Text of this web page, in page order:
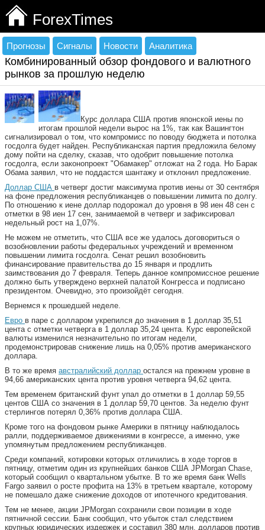
ForexTimes
Прогнозы Сигналы Новости Аналитика
Комбинированный обзор фондового и валютного
рынков за прошлую неделю
Курс доллара США против японской иены по
итогам прошлой недели вырос на 1%, так как Вашингтон
сигнализировал о том, что компромисс по поводу бюджета и потолка
госдолга будет найден. Республиканская партия предложила белому
дому пойти на сделку, сказав, что одобрит повышение потолка
госдолга, если законопроект "Обамакер" отложат на 2 года. Но Барак
Обама заявил, что не поддастся шантажу и отклонил предложение.
Доллар США в четверг достиг максимума против иены от 30 сентября
на фоне предложения республиканцев о повышении лимита по долгу.
По отношению к иене доллар подорожал до уровня в 98 иен 48 сен с
отметки в 98 иен 17 сен, занимаемой в четверг и зафиксировал
недельный рост на 1,07%.
Не можем не отметить, что США все же удалось договориться о
возобновлении работы федеральных учреждений и временном
повышении лимита госдолга. Сенат решил возобновить
финансирование правительства до 15 января и продлить
заимствования до 7 февраля. Теперь данное компромиссное решение
должно быть утверждено верхней палатой Конгресса и подписано
президентом. Очевидно, это произойдёт сегодня.
Вернемся к прошедшей неделе.
Евро в паре с долларом укрепился до значения в 1 доллар 35,51
цента с отметки четверга в 1 доллар 35,24 цента. Курс европейской
валюты изменился незначительно по итогам недели,
продемонстрировав снижение лишь на 0,05% против американского
доллара.
В то же время австралийский доллар остался на прежнем уровне в
94,66 американских цента против уровня четверга 94,62 цента.
Тем временем британский фунт упал до отметки в 1 доллар 59,55
центов США со значения в 1 доллар 59,70 центов. За неделю фунт
стерлингов потерял 0,36% против доллара США.
Кроме того на фондовом рынке Америки в пятницу наблюдалось
ралли, поддерживаемое движениями в конгрессе, а именно, уже
упомянутым предложением республиканцев.
Среди компаний, котировки которых отличились в ходе торгов в
пятницу, отметим один из крупнейших банков США JPMorgan Chase,
который сообщил о квартальном убытке. В то же время банк Wells
Fargo заявил о росте профита на 13% в третьем квартале, которому
не помешало даже снижение доходов от ипотечного кредитования.
Тем не менее, акции JPMorgan сохранили свои позиции в ходе
пятничной сессии. Банк сообщил, что убыток стал следствием
крупных юридических издержек и составил 380 млн. долларов против